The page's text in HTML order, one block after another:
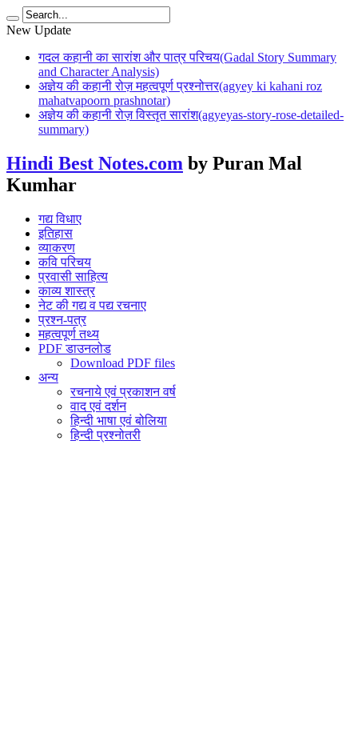
New Update
गदल कहानी का सारांश और पात्र परिचय(Gadal Story Summary
and Character Analysis)
अज्ञेय की कहानी रोज़ महत्वपूर्ण प्रश्नोत्तर(agyey ki kahani roz
mahatvapoorn prashnotar)
अज्ञेय की कहानी रोज़ विस्तृत सारांश(agyeyas-story-rose-detailed-
summary)
Hindi Best Notes.com by Puran Mal
Kumhar
गद्य विधाए
इतिहास
व्याकरण
कवि परिचय
प्रवासी साहित्य
काव्य शास्त्र
नेट की गद्य व पद्य रचनाए
प्रश्न-पत्र
महत्वपूर्ण तथ्य
PDF डाउनलोड
Download PDF files
अन्य
रचनाये एवं प्रकाशन वर्ष
वाद एवं दर्शन
हिन्दी भाषा एवं बोलिया
हिन्दी प्रश्नोतरी